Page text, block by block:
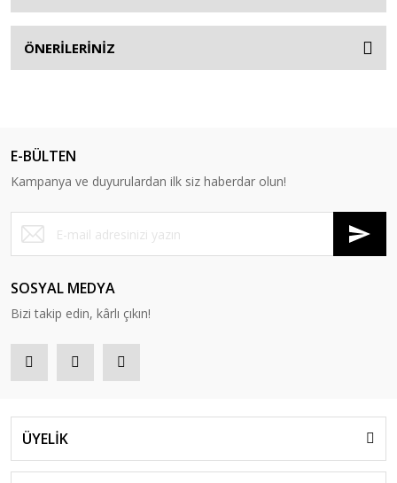
ÖNERİLERİNİZ
E-BÜLTEN
Kampanya ve duyurulardan ilk siz haberdar olun!
SOSYAL MEDYA
Bizi takip edin, kârlı çıkın!
ÜYELİK